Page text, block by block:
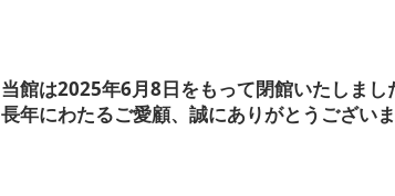
当館は2025年6月8日をもって閉館いたしまし
長年にわたるご愛顧、誠にありがとうございま